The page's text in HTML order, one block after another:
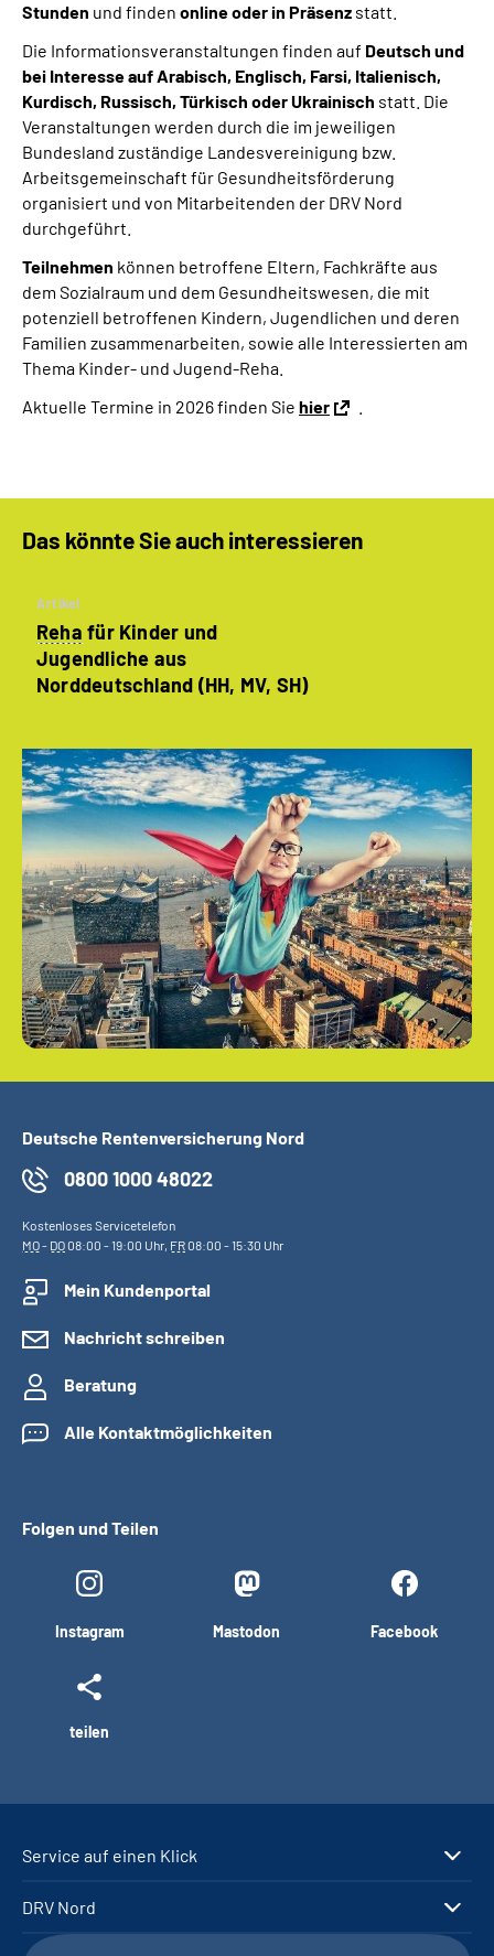
Stunden und finden online oder in Präsenz statt.
Die Informationsveranstaltungen finden auf Deutsch und
bei Interesse auf Arabisch, Englisch, Farsi, Italienisch,
Kurdisch, Russisch, Türkisch oder Ukrainisch statt. Die
Veranstaltungen werden durch die im jeweiligen
Bundesland zuständige Landesvereinigung bzw.
Arbeitsgemeinschaft für Gesundheitsförderung
organisiert und von Mitarbeitenden der DRV Nord
durchgeführt.
Teilnehmen können betroffene Eltern, Fachkräfte aus
dem Sozialraum und dem Gesundheitswesen, die mit
potenziell betroffenen Kindern, Jugendlichen und deren
Familien zusammenarbeiten, sowie alle Interessierten am
Thema Kinder- und Jugend-Reha.
Aktuelle Termine in 2026 finden Sie hier
Das könnte Sie auch interessieren
Artikel
Reha für Kinder und
Jugendliche aus
Norddeutschland (HH, MV, SH)
Deutsche Rentenversicherung Nord
0800 1000 48022
Kostenloses Servicetelefon
MO- DO08:00 - 19:00 Uhr, FR08:00 - 15:30 Uhr
Mein Kundenportal
Nachricht schreiben
Beratung
Alle Kontaktmöglichkeiten
Folgen und Teilen
Instagram Mastodon Facebook
teilen
Service auf einen Klick
DRV Nord